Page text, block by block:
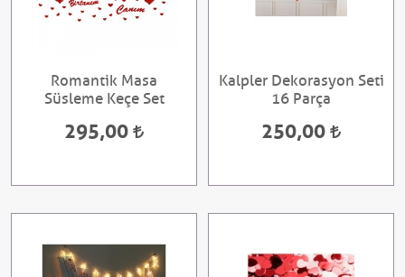
Romantik Masa
Süsleme Keçe Set
295,00
Kalpler Dekorasyon Seti
16 Parça
250,00